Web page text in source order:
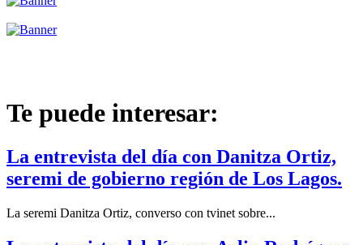
Te puede interesar:
La entrevista del día con Danitza Ortiz,
seremi de gobierno región de Los Lagos.
La seremi Danitza Ortiz, converso con tvinet sobre...